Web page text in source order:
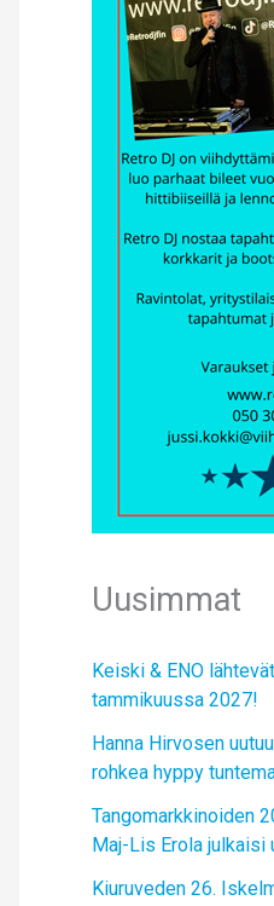
Uusimmat
Keiski & ENO
tammikuussa 2027!
Hanna Hirvosen
rohkea hyppy
Tangomarkkinoiden
Maj-Lis Erola julkaisi
Kiuruveden 26.